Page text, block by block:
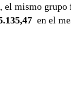
, el mismo
en el